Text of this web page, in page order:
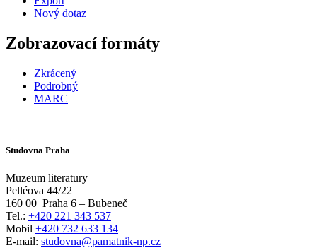
Nový dotaz
Zobrazovací formáty
Zkrácený
Podrobný
MARC
Studovna Praha
Muzeum literatury
Pelléova 44/22
160 00 Praha 6 – Bubeneč
Tel.: +420 221 343 537
Mobil +420 732 633 134
E-mail: studovna@pamatnik-np.cz